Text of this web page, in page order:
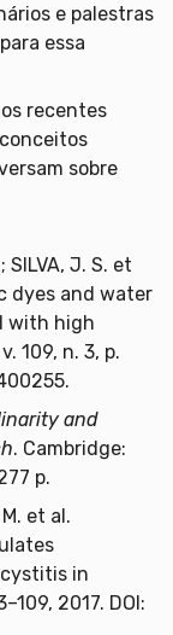
e palestras
essa
recentes
sobre
SILVA, J. S. et
dyes and water
with high
v. 109, n. 3, p.
and
. Cambridge:
p.
M. et al.
in
2017. DOI: